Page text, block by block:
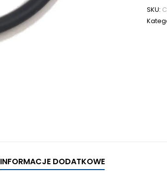
SKU:
INFORMACJE DODATKOWE